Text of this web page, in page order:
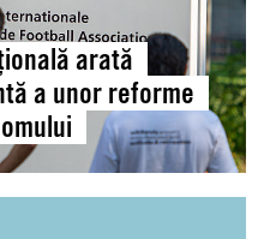
arată
a unor reforme